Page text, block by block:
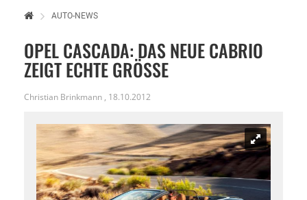
AUTO-NEWS
OPEL CASCADA: DAS NEUE CABRIO
ZEIGT ECHTE GRÖSSE
Christian Brinkmann , 18.10.2012